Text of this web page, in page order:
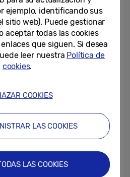
ellos (82%), se
(79%) y entienden
contenidos (74%),
el clima general del aula
el uso de la
uno de cada dos
formación, tanto
en su
otro lado, tres de
(77%) considera
ejemplo, identificando sus
sitio web). Puede gestionar
aceptar todas las cookies
que siguen. Si desea
leer nuestra Política de
cookies.
COOKIES
LAS COOKIES
LAS COOKIES